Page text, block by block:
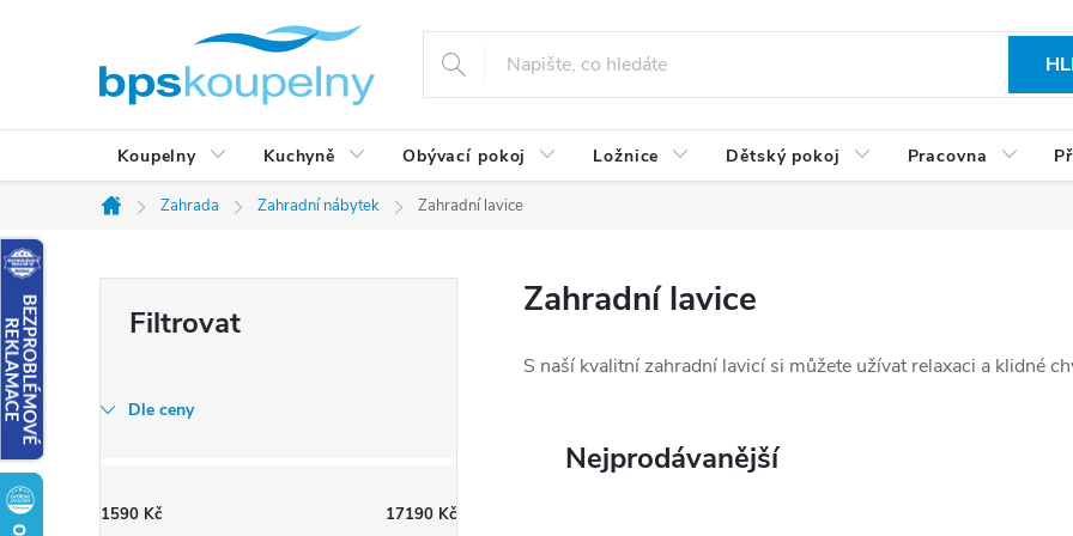
Koupelny Kuchyně Obývací pokoj Ložnice Dětský pokoj Pracovna
Domů
Zahrada Zahradní nábytek Zahradní lavice
t
n
Dle ceny
1590 Kč 17190 Kč
Zahradní lavice
S naší kvalitní zahradní lavicí si můžete užívat relaxaci a klidné
Nejprodávanější